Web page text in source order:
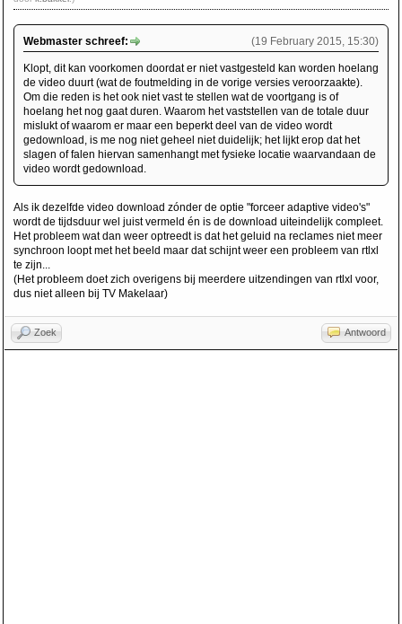
(19 February 2015, 15:30)
Webmaster schreef:
Klopt, dit kan voorkomen doordat er niet vastgesteld kan worden hoelang
de video duurt (wat de foutmelding in de vorige versies veroorzaakte).
Om die reden is het ook niet vast te stellen wat de voortgang is of
hoelang het nog gaat duren. Waarom het vaststellen van de totale duur
mislukt of waarom er maar een beperkt deel van de video wordt
gedownload, is me nog niet geheel niet duidelijk; het lijkt erop dat het
slagen of falen hiervan samenhangt met fysieke locatie waarvandaan de
video wordt gedownload.
Als ik dezelfde video download zónder de optie "forceer adaptive video's"
wordt de tijdsduur wel juist vermeld én is de download uiteindelijk compleet.
Het probleem wat dan weer optreedt is dat het geluid na reclames niet meer
synchroon loopt met het beeld maar dat schijnt weer een probleem van rtlxl
te zijn...
(Het probleem doet zich overigens bij meerdere uitzendingen van rtlxl voor,
dus niet alleen bij TV Makelaar)
Zoek Antwoord